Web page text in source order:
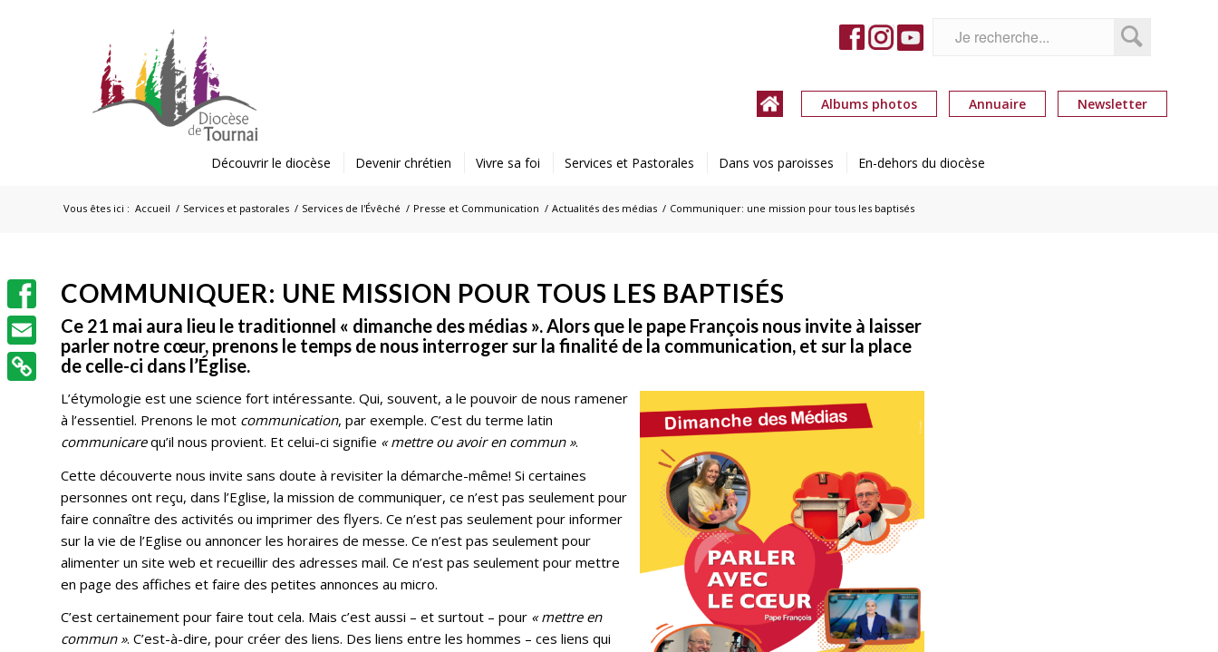
Albums photos Annuaire Newsletter
Vous êtes ici : Accueil / Services et pastorales / Services de l'Évêché / Presse et Communication / Actualités des médias / Communiquer: une mission pour tous les baptisés
Découvrir le diocèse Devenir chrétien Vivre sa foi Services et Pastorales Dans vos paroisses En-dehors du diocèse
COMMUNIQUER: UNE MISSION POUR TOUS LES BAPTISÉS
Ce 21 mai aura lieu le traditionnel « dimanche des médias ». Alors que le pape François nous invite à laisser
parler notre cœur, prenons le temps de nous interroger sur la finalité de la communication, et sur la place
de celle-ci dans l’Église.
L’étymologie est une science fort intéressante. Qui, souvent, a le pouvoir de nous ramener
à l’essentiel. Prenons le mot communication, par exemple. C’est du terme latin
communicarequ’il nous provient. Et celui-ci signifie « mettre ou avoir en commun ».
Cette découverte nous invite sans doute à revisiter la démarche-même! Si certaines
personnes ont reçu, dans l’Eglise, la mission de communiquer, ce n’est pas seulement pour
faire connaître des activités ou imprimer des flyers. Ce n’est pas seulement pour informer
sur la vie de l’Eglise ou annoncer les horaires de messe. Ce n’est pas seulement pour
alimenter un site web et recueillir des adresses mail. Ce n’est pas seulement pour mettre
en page des affiches et faire des petites annonces au micro.
C’est certainement pour faire tout cela. Mais c’est aussi – et surtout – pour « mettre en
commun ». C’est-à-dire, pour créer des liens. Des liens entre les hommes – ces liens qui
Facebook
Email